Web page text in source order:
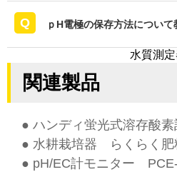
ｐH電極の保存方法について
水質測
関連製品
● ハンディ蛍光式溶存酸素
● 水耕栽培器 らくらく肥
● pH/EC計モニター